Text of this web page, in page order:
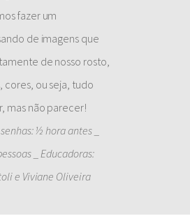
fazer um
de imagens que
de nosso rosto,
cores, ou seja, tudo
mas não parecer!
½ hora antes _
_ Educadoras:
e Viviane Oliveira